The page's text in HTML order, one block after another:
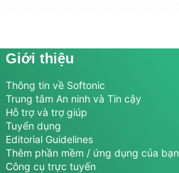
Giới thiệu
Thông tin về Softonic
Trung tâm An ninh và Tin cậy
Hỗ trợ và trợ giúp
Tuyển dụng
Editorial Guidelines
Thêm phần mềm / ứng dụng của bạn
Công cụ trực tuyến